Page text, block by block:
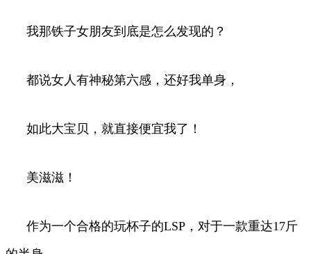
我那铁子女朋友到底是怎么发现的？
都说女人有神秘第六感，还好我单身，
如此大宝贝，就直接便宜我了！
美滋滋！
作为一个合格的玩杯子的LSP，对于一款重达17斤